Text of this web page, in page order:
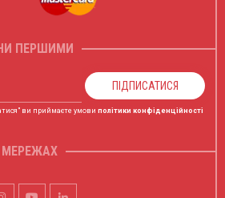
ПЕРШИМИ
ПІДПИСАТИСЯ
ви приймаєте умови політики конфіденційності
МЕРЕЖАХ